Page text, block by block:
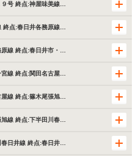
９号 終点:神屋味美線…
終点:春日井各務原線…
原線 終点:春日井市・…
宮線 終点:関田名古屋…
屋線 終点:篠木尾張旭…
旭線 終点:下半田川春…
春日井線 終点:春日井…